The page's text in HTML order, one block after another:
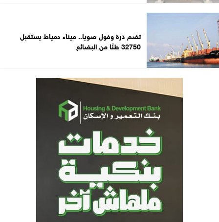
تضم ذرة وفول صويا.. ميناء دمياط يستقبل
32750 طنًا من البضائع